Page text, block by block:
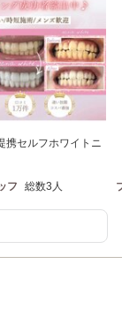
携セルフホワイトニ
フ 総数3人